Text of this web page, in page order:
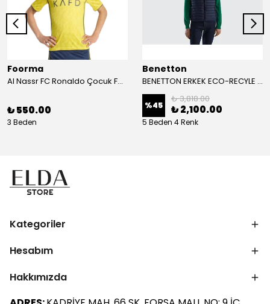
Foorma
Al Nassr FC Ronaldo Çocuk Forma 2'li Takım(Şort/T-Shirt)
₺ 550.00
3 Beden
Benetton
BENETTON ERKEK ECO-RECYLE DOLGULU PUFA YELEK
%45
₺ 3,818.00
₺ 2,100.00
5 Beden 4 Renk
Kategoriler
Hesabım
Hakkımızda